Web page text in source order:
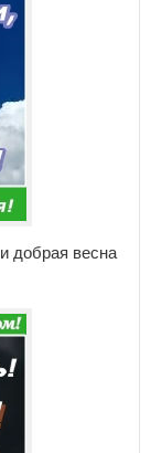
добрая весна